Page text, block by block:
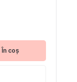
În coș